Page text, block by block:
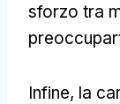
sforzo tra
Infine, la